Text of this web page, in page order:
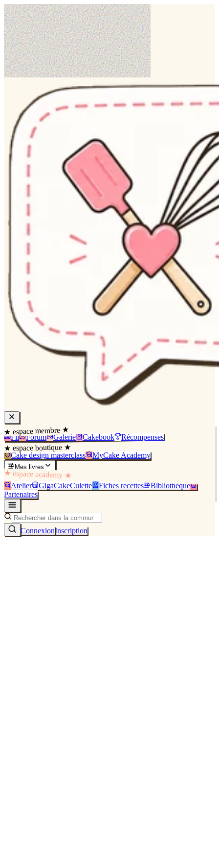
★ espace membre ★
Fil Forum Galerie Cakebook Récompenses
★ espace boutique ★
Cake design masterclass MyCake Academy
Mes livres
★ espace academy ★
Atelier GigaCakeCulette Fiches recettes
Bibliothèque
Partenaires
ConnexionInscription